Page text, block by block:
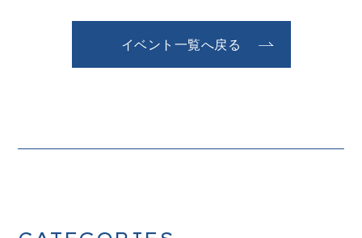
イベント一覧へ戻る